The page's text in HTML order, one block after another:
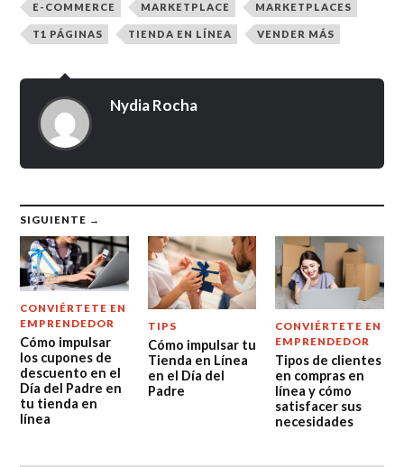
E-COMMERCE MARKETPLACE MARKETPLACES
T1 PÁGINAS TIENDA EN LÍNEA VENDER MÁS
Nydia Rocha
SIGUIENTE →
CONVIÉRTETE EN
EMPRENDEDOR
Cómo impulsar
los cupones de
descuento en el
Día del Padre en
tu tienda en
línea
TIPS
Cómo impulsar tu
Tienda en Línea
en el Día del
Padre
CONVIÉRTETE EN
EMPRENDEDOR
Tipos de clientes
en compras en
línea y cómo
satisfacer sus
necesidades